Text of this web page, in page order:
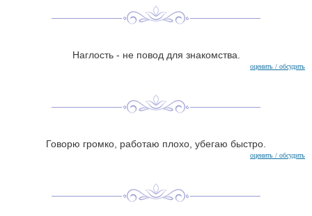
Наглость - не повод для знакомства.
оценить / обсудить
Говорю громко, работаю плохо, убегаю быстро.
оценить / обсудить